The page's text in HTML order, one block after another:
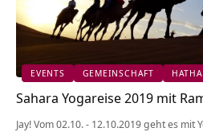
EVENTS GEMEINSCHAFT
Sahara Yogareise 2019 mit
Jay! Vom 02.10. - 12.10.2019 geht es mit